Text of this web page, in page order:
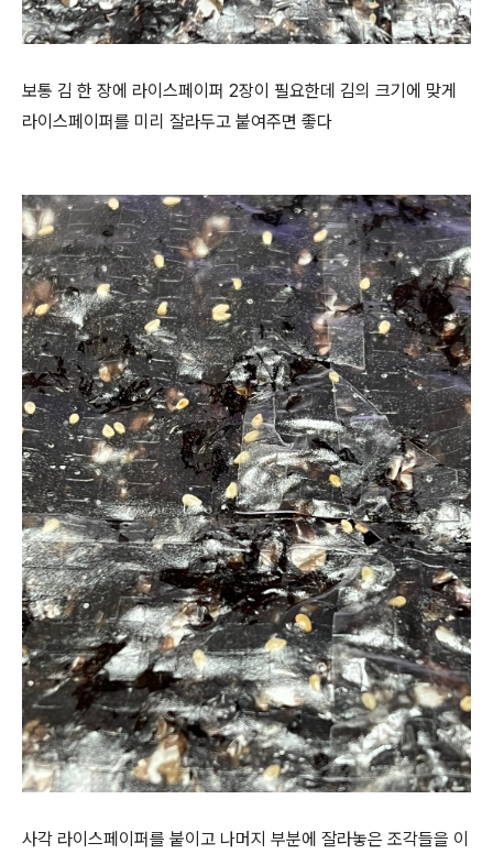
보통 김 한 장에 라이스페이퍼 2장이 필요한데 김의 크기에 맞게
라이스페이퍼를 미리 잘라두고 붙여주면 좋다
사각 라이스페이퍼를 붙이고 나머지 부분에 잘라놓은 조각들을 이